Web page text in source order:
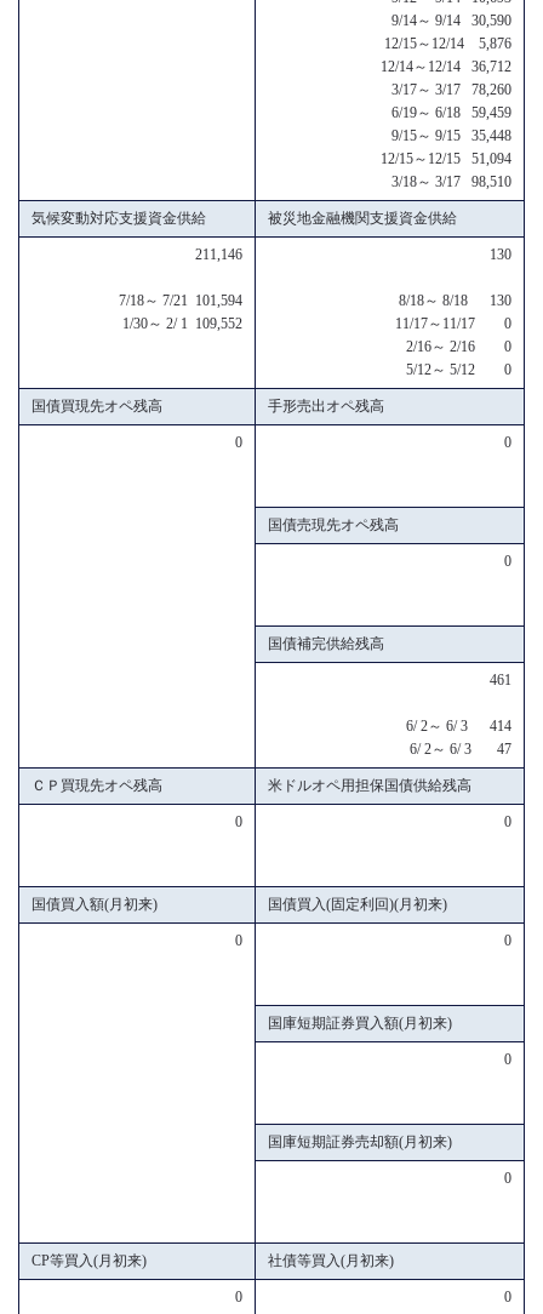
9/14～ 9/14 30,590
12/15～12/14 5,876
12/14～12/14 36,712
3/17～ 3/17 78,260
6/19～ 6/18 59,459
9/15～ 9/15 35,448
12/15～12/15 51,094
3/18～ 3/17 98,510
気候変動対応支援資金供給 被災地金融機関支援資金供給
211,146
7/18～ 7/21 101,594
1/30～ 2/ 1 109,552
130
8/18～ 8/18 130
11/17～11/17 0
2/16～ 2/16 0
5/12～ 5/12 0
国債買現先オペ残高 手形売出オペ残高
0 0
国債売現先オペ残高
0
国債補完供給残高
461
6/ 2～ 6/ 3 414
6/ 2～ 6/ 3 47
ＣＰ買現先オペ残高 米ドルオペ用担保国債供給残高
0 0
国債買入額(月初来) 国債買入(固定利回)(月初来)
0 0
国庫短期証券買入額(月初来)
0
国庫短期証券売却額(月初来)
0
CP等買入(月初来) 社債等買入(月初来)
0 0